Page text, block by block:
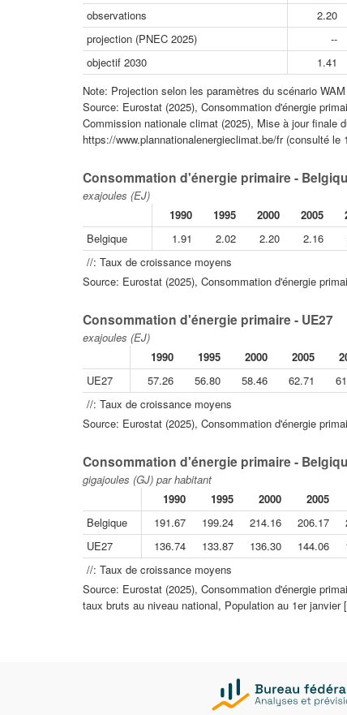
observations
2.20
projection (PNEC 2025)
--
objectif 2030
1.41
Note: Projection selon les paramètres du scénario
Source: Eurostat (2025), Consommation d'énergie
Commission nationale climat (2025), Mise à jour finale
https://www.plannationalenergieclimat.be/fr (consulté le
Consommation d'énergie primaire -
exajoules (EJ)
1990
1995 2000 2005
Belgique
1.91 2.02 2.20 2.16
//: Taux de croissance moyens
Source: Eurostat (2025), Consommation d'énergie
Consommation d'énergie primaire - UE27
exajoules (EJ)
1990
1995 2000 2005
UE27
57.26 56.80 58.46 62.71
//: Taux de croissance moyens
Source: Eurostat (2025), Consommation d'énergie
Consommation d'énergie primaire -
gigajoules (GJ) par habitant
1990
1995 2000 2005
Belgique
191.67 199.24 214.16 206.17
UE27
136.74 133.87 136.30 144.06
//: Taux de croissance moyens
Source: Eurostat (2025), Consommation d'énergie
taux bruts au niveau national, Population au 1er